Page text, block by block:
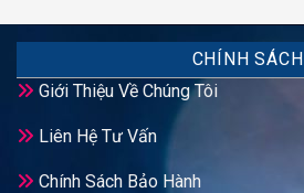
CHÍNH SÁCH
Giới Thiệu Về Chúng Tôi
Liên Hệ Tư Vấn
Chính Sách Bảo Hành